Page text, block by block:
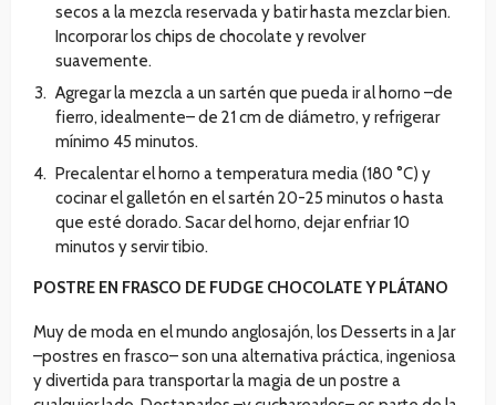
secos a la mezcla reservada y batir hasta mezclar bien.
Incorporar los chips de chocolate y revolver
suavemente.
Agregar la mezcla a un sartén que pueda ir al horno –de
fierro, idealmente– de 21 cm de diámetro, y refrigerar
mínimo 45 minutos.
Precalentar el horno a temperatura media (180 °C) y
cocinar el galletón en el sartén 20-25 minutos o hasta
que esté dorado. Sacar del horno, dejar enfriar 10
minutos y servir tibio.
POSTRE EN FRASCO DE FUDGE CHOCOLATE Y PLÁTANO
Muy de moda en el mundo anglosajón, los Desserts in a Jar
–postres en frasco– son una alternativa práctica, ingeniosa
y divertida para transportar la magia de un postre a